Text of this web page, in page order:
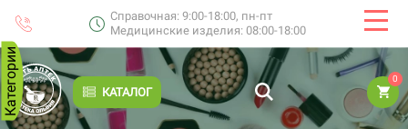
Справочная: 9:00-18:00, пн-пт
Медицинские изделия: 08:00-18:00
КАТАЛОГ
0
Категории